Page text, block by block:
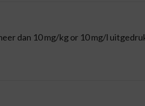
dan 10 mg/kg or 10 mg/l